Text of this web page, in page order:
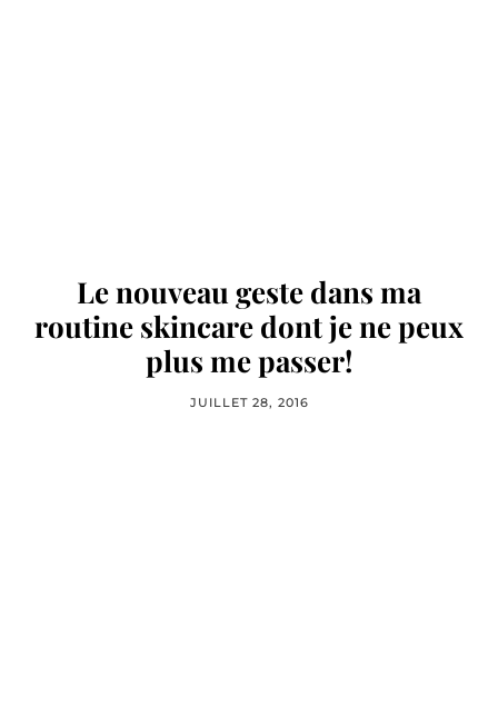
Le nouveau geste dans ma
routine skincare dont je ne peux
plus me passer!
JUILLET 28, 2016